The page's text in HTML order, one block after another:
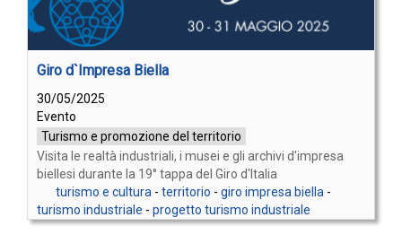
Giro d`Impresa Biella
30/05/2025
Evento
Turismo e promozione del territorio
Visita le realtà industriali, i musei e gli archivi d'impresa
biellesi durante la 19° tappa del Giro d'Italia
turismo e cultura - territorio - giro impresa biella -
turismo industriale - progetto turismo industriale